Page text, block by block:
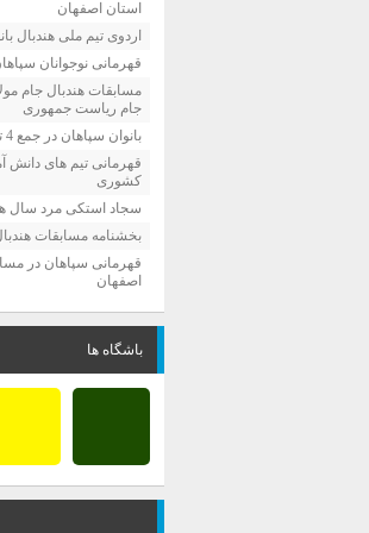
استان اصفهان
اردوی تیم ملی هندبال بانوان
قهرمانی نوجوانان
مسابقات هندبال جام
جام ریاست جمهوری
بانوان سپاهان در جمع 4 تیم پایانی هندبال نوجوانان کشور
قهرمانی تیم های دانش
کشوری
سجاد استکی مرد سال
بخشنامه مسابقات
قهرمانی سپاهان در
اصفهان
باشگاه ها